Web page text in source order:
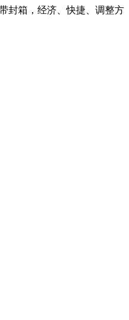
封箱，经济、快捷、调整方